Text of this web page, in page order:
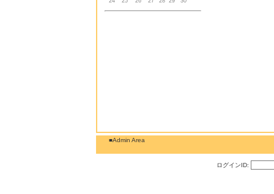
■Admin Area
ログインID: